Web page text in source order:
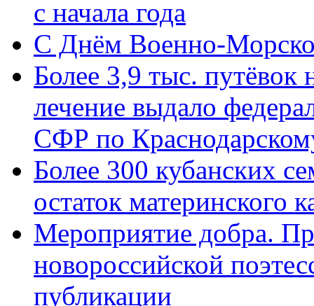
с начала года
C Днём Военно-
Более 3,9 тыс. путёвок
лечение выдало
СФР по
Более 300 кубанских
остаток материнского
Мероприятие добра.
новороссийской
публикации